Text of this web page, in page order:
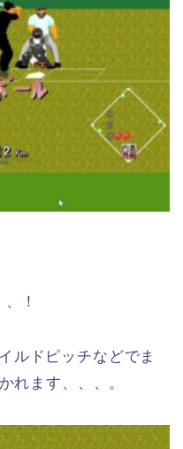
！
ルドピッチなどでま
れます、、、。